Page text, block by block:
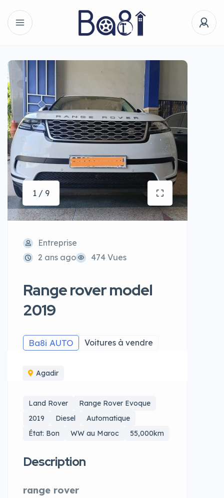
1 / 9
Entreprise
2 ans ago
474 Vues
Range rover model
2019
Ba8i AUTO Voitures à vendre
Agadir
Land Rover
Range Rover Evoque
2019
Diesel
Automatique
État: Bon
WW au Maroc 55,000km
Description
range rover